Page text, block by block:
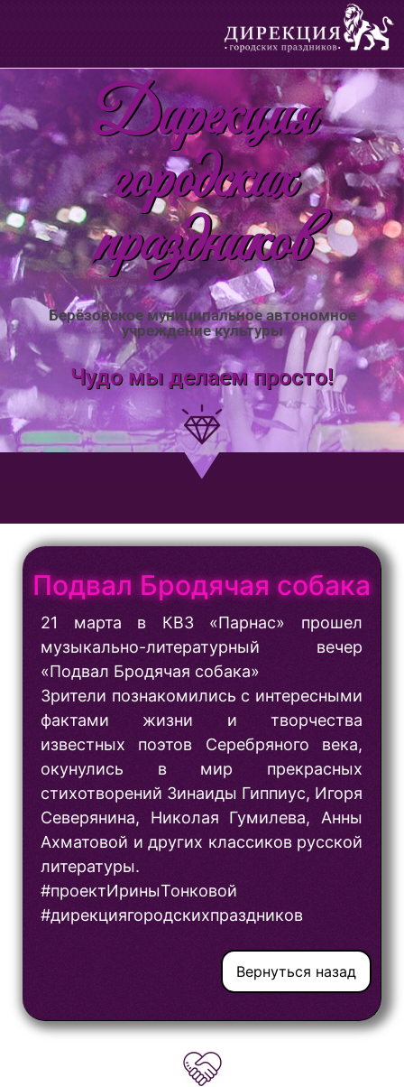
Дирекция
городских
праздников
Берёзовское муниципальное автономное
учреждение культуры
Чудо мы делаем просто!
Подвал Бродячая собака
21 марта в КВЗ «Парнас» прошел
музыкально-литературный вечер
«Подвал Бродячая собака»
Зрители познакомились с интересными
фактами жизни и творчества
известных поэтов Серебряного века,
окунулись в мир прекрасных
стихотворений Зинаиды Гиппиус, Игоря
Северянина, Николая Гумилева, Анны
Ахматовой и других классиков русской
литературы.
#проектИриныТонковой
#дирекциягородскихпраздников
Вернуться назад